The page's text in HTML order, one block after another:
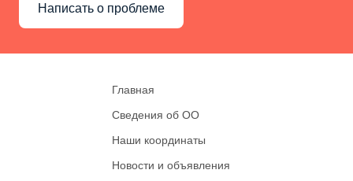
Написать о проблеме
Главная
Сведения об ОО
Наши координаты
Новости и объявления